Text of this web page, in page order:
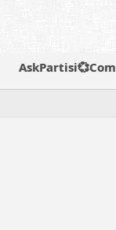
AskPartisi💞Com